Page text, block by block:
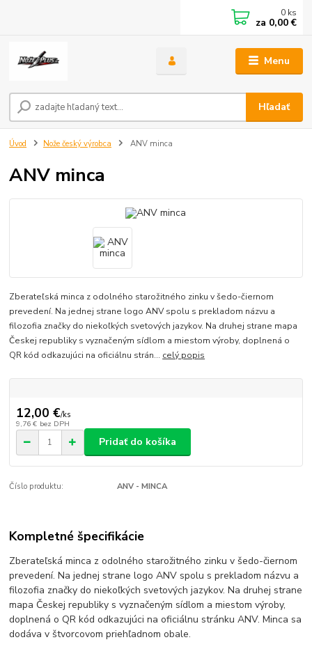
Menu
Hľadať
0 ks
za 0,00 €
Úvod Nože český výrobca ANV minca
ANV minca
Zberateľská minca z odolného starožitného zinku v šedo-čiernom
prevedení. Na jednej strane logo ANV spolu s prekladom názvu a
filozofia značky do niekoľkých svetových jazykov. Na druhej strane mapa
Českej republiky s vyznačeným sídlom a miestom výroby, doplnená o
QR kód odkazujúci na oficiálnu strán... celý popis
12,00 €/ks
9,76 € bez DPH
Pridať do košíka
Číslo produktu: ANV - MINCA
Kompletné špecifikácie
Zberateľská minca z odolného starožitného zinku v šedo-čiernom
prevedení. Na jednej strane logo ANV spolu s prekladom názvu a
filozofia značky do niekoľkých svetových jazykov. Na druhej strane
mapa Českej republiky s vyznačeným sídlom a miestom výroby,
doplnená o QR kód odkazujúci na oficiálnu stránku ANV. Minca sa
dodáva v štvorcovom priehľadnom obale.